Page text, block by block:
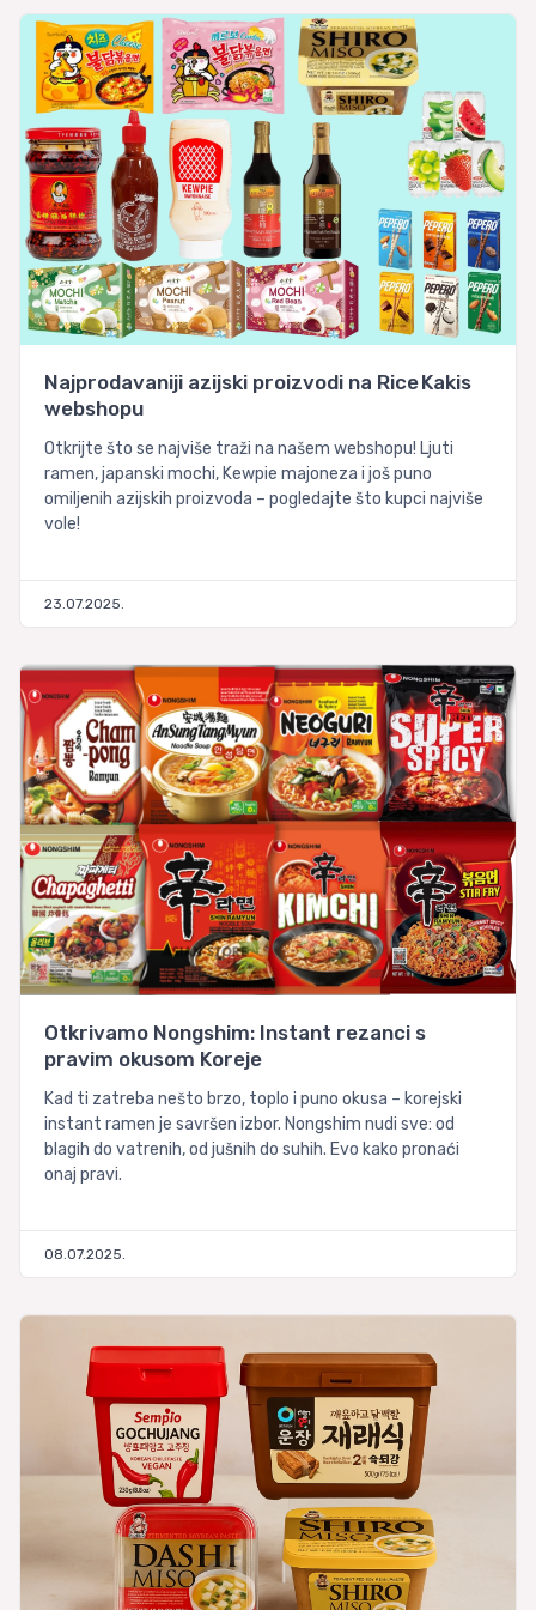
Najprodavaniji azijski proizvodi na Rice Kakis
webshopu
Otkrijte što se najviše traži na našem webshopu! Ljuti
ramen, japanski mochi, Kewpie majoneza i još puno
omiljenih azijskih proizvoda – pogledajte što kupci najviše
vole!
23.07.2025.
Otkrivamo Nongshim: Instant rezanci s
pravim okusom Koreje
Kad ti zatreba nešto brzo, toplo i puno okusa – korejski
instant ramen je savršen izbor. Nongshim nudi sve: od
blagih do vatrenih, od jušnih do suhih. Evo kako pronaći
onaj pravi.
08.07.2025.